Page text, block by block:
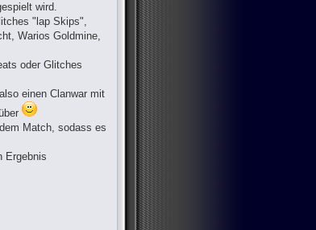
wird.
"lap Skips",
Warios Goldmine,
oder Glitches
einen Clanwar mit
Match, sodass es
Ergebnis